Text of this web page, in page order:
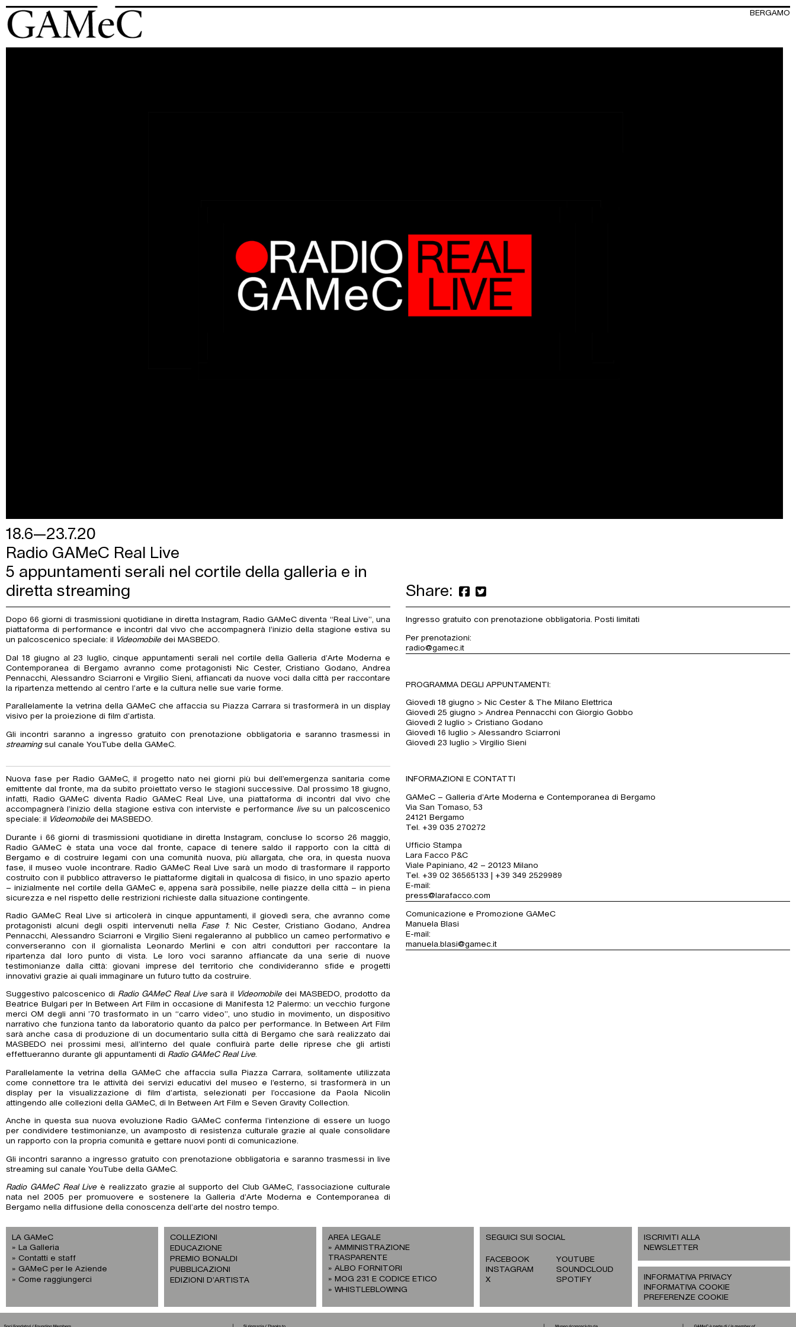
BERGAMO
18.6—23.7.20
Radio GAMeC Real Live
5 appuntamenti serali nel cortile della galleria e in
diretta streaming
Share:
Dopo 66 giorni di trasmissioni quotidiane in diretta Instagram, Radio GAMeC diventa “Real Live”, una
piattaforma di performance e incontri dal vivo che accompagnerà l’inizio della stagione estiva su
un palcoscenico speciale: il
Videomobiledei MASBEDO.
Dal 18 giugno al 23 luglio, cinque appuntamenti serali nel cortile della Galleria d’Arte Moderna e
Contemporanea di Bergamo avranno come protagonisti Nic Cester, Cristiano Godano, Andrea
Pennacchi, Alessandro Sciarroni e Virgilio Sieni, affiancati da nuove voci dalla città per raccontare
la ripartenza mettendo al centro l’arte e la cultura nelle sue varie forme.
Parallelamente la vetrina della GAMeC che affaccia su Piazza Carrara si trasformerà in un display
visivo per la proiezione di film d’artista.
Gli incontri saranno a ingresso gratuito con prenotazione obbligatoria e saranno trasmessi in
streamingsul canale YouTube della GAMeC.
Nuova fase per Radio GAMeC, il progetto nato nei giorni più bui dell’emergenza sanitaria come
emittente dal fronte, ma da subito proiettato verso le stagioni successive. Dal prossimo 18 giugno,
infatti, Radio GAMeC diventa Radio GAMeC Real Live, una piattaforma di incontri dal vivo che
accompagnerà l’inizio della stagione estiva con interviste e performance livesu un palcoscenico
speciale: il
Videomobiledei MASBEDO.
Durante i 66 giorni di trasmissioni quotidiane in diretta Instagram, concluse lo scorso 26 maggio,
Radio GAMeC è stata una voce dal fronte, capace di tenere saldo il rapporto con la città di
Bergamo e di costruire legami con una comunità nuova, più allargata, che ora, in questa nuova
fase, il museo vuole incontrare. Radio GAMeC Real Live sarà un modo di trasformare il rapporto
costruito con il pubblico attraverso le piattaforme digitali in qualcosa di fisico, in uno spazio aperto
– inizialmente nel cortile della GAMeC e, appena sarà possibile, nelle piazze della città – in piena
sicurezza e nel rispetto delle restrizioni richieste dalla situazione contingente.
Radio GAMeC Real Live si articolerà in cinque appuntamenti, il giovedì sera, che avranno come
protagonisti alcuni degli ospiti intervenuti nella Fase 1: Nic Cester, Cristiano Godano, Andrea
Pennacchi, Alessandro Sciarroni e Virgilio Sieni regaleranno al pubblico un cameo performativo e
converseranno con il giornalista Leonardo Merlini e con altri conduttori per raccontare la
ripartenza dal loro punto di vista. Le loro voci saranno affiancate da una serie di nuove
testimonianze dalla città: giovani imprese del territorio che condivideranno sfide e progetti
innovativi grazie ai quali immaginare un futuro tutto da costruire.
Suggestivo palcoscenico di Radio GAMeC Real Livesarà il Videomobiledei MASBEDO, prodotto da
Beatrice Bulgari per In Between Art Film in occasione di Manifesta 12 Palermo: un vecchio furgone
merci OM degli anni ’70 trasformato in un “carro video”, uno studio in movimento, un dispositivo
narrativo che funziona tanto da laboratorio quanto da palco per performance. In Between Art Film
sarà anche casa di produzione di un documentario sulla città di Bergamo che sarà realizzato dai
MASBEDO nei prossimi mesi, all’interno del quale confluirà parte delle riprese che gli artisti
effettueranno durante gli appuntamenti di Radio GAMeC Real Live.
Parallelamente la vetrina della GAMeC che affaccia sulla Piazza Carrara, solitamente utilizzata
come connettore tra le attività dei servizi educativi del museo e l’esterno, si trasformerà in un
display per la visualizzazione di film d’artista, selezionati per l’occasione da Paola Nicolin
attingendo alle collezioni della GAMeC, di In Between Art Film e Seven Gravity Collection.
Anche in questa sua nuova evoluzione Radio GAMeC conferma l’intenzione di essere un luogo
per condividere testimonianze, un avamposto di resistenza culturale grazie al quale consolidare
un rapporto con la propria comunità e gettare nuovi ponti di comunicazione.
Gli incontri saranno a ingresso gratuito con prenotazione obbligatoria e saranno trasmessi in live
streaming sul canale YouTube della GAMeC.
Radio GAMeC Real Liveè realizzato grazie al supporto del Club GAMeC, l’associazione culturale
nata nel 2005 per promuovere e sostenere la Galleria d’Arte Moderna e Contemporanea di
Bergamo nella diffusione della conoscenza dell’arte del nostro tempo.
Ingresso gratuito con prenotazione obbligatoria. Posti limitati
Per prenotazioni:
radio@gamec.it
PROGRAMMA DEGLI APPUNTAMENTI:
Giovedì 18 giugno > Nic Cester & The Milano Elettrica
Giovedì 25 giugno > Andrea Pennacchi con Giorgio Gobbo
Giovedì 2 luglio > Cristiano Godano
Giovedì 16 luglio > Alessandro Sciarroni
Giovedì 23 luglio > Virgilio Sieni
INFORMAZIONI E CONTATTI
GAMeC – Galleria d’Arte Moderna e Contemporanea di Bergamo
Via San Tomaso, 53
24121 Bergamo
Tel. +39 035 270272
Ufficio Stampa
Lara Facco P&C
Viale Papiniano, 42 – 20123 Milano
Tel. +39 02 36565133 | +39 349 2529989
E-mail:
press@larafacco.com
Comunicazione e Promozione GAMeC
Manuela Blasi
E-mail:
manuela.blasi@gamec.it
LA GAMeC
La Galleria
Contatti e staff
GAMeC per le Aziende
Come raggiungerci
COLLEZIONI
EDUCAZIONE
PREMIO BONALDI
PUBBLICAZIONI
EDIZIONI D’ARTISTA
AREA LEGALE
AMMINISTRAZIONE
TRASPARENTE
ALBO FORNITORI
MOG 231 E CODICE ETICO
WHISTLEBLOWING
SEGUICI SUI SOCIAL
FACEBOOK
INSTAGRAM
X
YOUTUBE
SOUNDCLOUD
SPOTIFY
ISCRIVITI ALLA
NEWSLETTER
INFORMATIVA PRIVACY
INFORMATIVA COOKIE
PREFERENZE COOKIE